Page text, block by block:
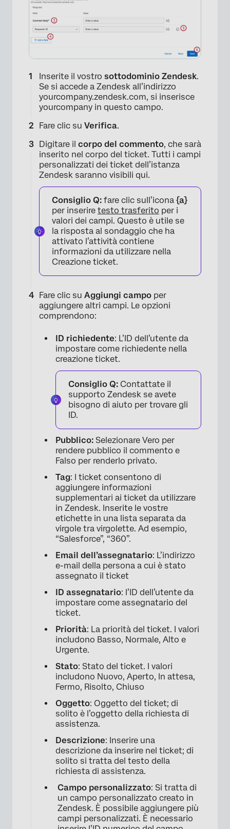
Inserite il vostro sottodominio Zendesk.
Se si accede a Zendesk all’indirizzo
yourcompany.zendesk.com, si inserisce
yourcompany in questo campo.
Fare clic su Verifica.
Digitare il corpo del commento, che sarà
inserito nel corpo del ticket. Tutti i campi
personalizzati dei ticket dell’istanza
Zendesk saranno visibili qui.
Consiglio Q: fare clic sull’icona {a}
per inserire testo trasferito per i
valori dei campi. Questo è utile se
la risposta al sondaggio che ha
attivato l’attività contiene
informazioni da utilizzare nella
Creazione ticket.
Fare clic su Aggiungi campo per
aggiungere altri campi. Le opzioni
comprendono:
ID richiedente: L’ID dell’utente da
impostare come richiedente nella
creazione ticket.
Consiglio Q: Contattate il
supporto Zendesk se avete
bisogno di aiuto per trovare gli
ID.
Pubblico: Selezionare Vero per
rendere pubblico il commento e
Falso per renderlo privato.
Tag: I ticket consentono di
aggiungere informazioni
supplementari ai ticket da utilizzare
in Zendesk. Inserite le vostre
etichette in una lista separata da
virgole tra virgolette. Ad esempio,
“Salesforce”, “360”.
Email dell’assegnatario: L’indirizzo
e-mail della persona a cui è stato
assegnato il ticket
ID assegnatario: l’ID dell’utente da
impostare come assegnatario del
ticket.
Priorità: La priorità del ticket. I valori
includono Basso, Normale, Alto e
Urgente.
Stato: Stato del ticket. I valori
includono Nuovo, Aperto, In attesa,
Fermo, Risolto, Chiuso
Oggetto: Oggetto del ticket; di
solito è l’oggetto della richiesta di
assistenza.
Descrizione: Inserire una
descrizione da inserire nel ticket; di
solito si tratta del testo della
richiesta di assistenza.
Campo personalizzato: Si tratta di
un campo personalizzato creato in
Zendesk. È possibile aggiungere più
campi personalizzati. È necessario